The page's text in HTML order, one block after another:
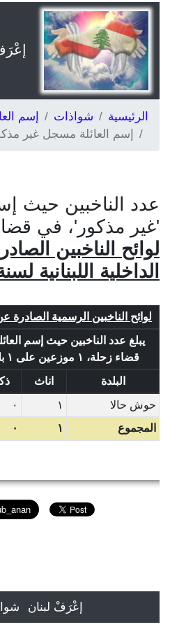
الرئيسية شواذات
إسم
إسم العائلة مسجل غير
عدد الناخبين حيث
'غير مذكور'، في
لوائح الناخبين
الداخلية اللبنانية لسنة
لوائح الناخبين الرسمية الصادرة عن
يبلغ عدد الناخبين حيث إسم
قضاء زحلة، ١ موزعين على ١ بلدة واحدة او لائحة واحدة.
البلدة
اناث
حوش حالا
١ ٠
المجموع
١ ٠
إعْرَفْ لبنان